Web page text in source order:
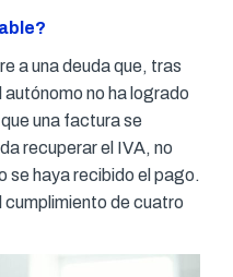
a una deuda que, tras
no ha logrado
una factura se
recuperar el IVA, no
se haya recibido el pago.
de cuatro